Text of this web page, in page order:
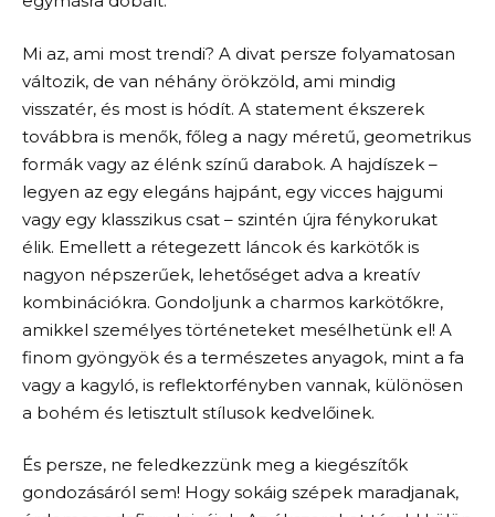
Mi az, ami most trendi? A divat persze folyamatosan
változik, de van néhány örökzöld, ami mindig
visszatér, és most is hódít. A statement ékszerek
továbbra is menők, főleg a nagy méretű, geometrikus
formák vagy az élénk színű darabok. A hajdíszek –
legyen az egy elegáns hajpánt, egy vicces hajgumi
vagy egy klasszikus csat – szintén újra fénykorukat
élik. Emellett a rétegezett láncok és karkötők is
nagyon népszerűek, lehetőséget adva a kreatív
kombinációkra. Gondoljunk a charmos karkötőkre,
amikkel személyes történeteket mesélhetünk el! A
finom gyöngyök és a természetes anyagok, mint a fa
vagy a kagyló, is reflektorfényben vannak, különösen
a bohém és letisztult stílusok kedvelőinek.
És persze, ne feledkezzünk meg a kiegészítők
gondozásáról sem! Hogy sokáig szépek maradjanak,